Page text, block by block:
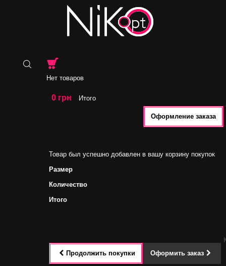
Нет товаров
0 грн Итого
Оформление заказа
Товар был успешно добавлен в вашу корзину покупок
Размер
Количество
Итого
Продолжить покупки Оформить заказ
Toggle